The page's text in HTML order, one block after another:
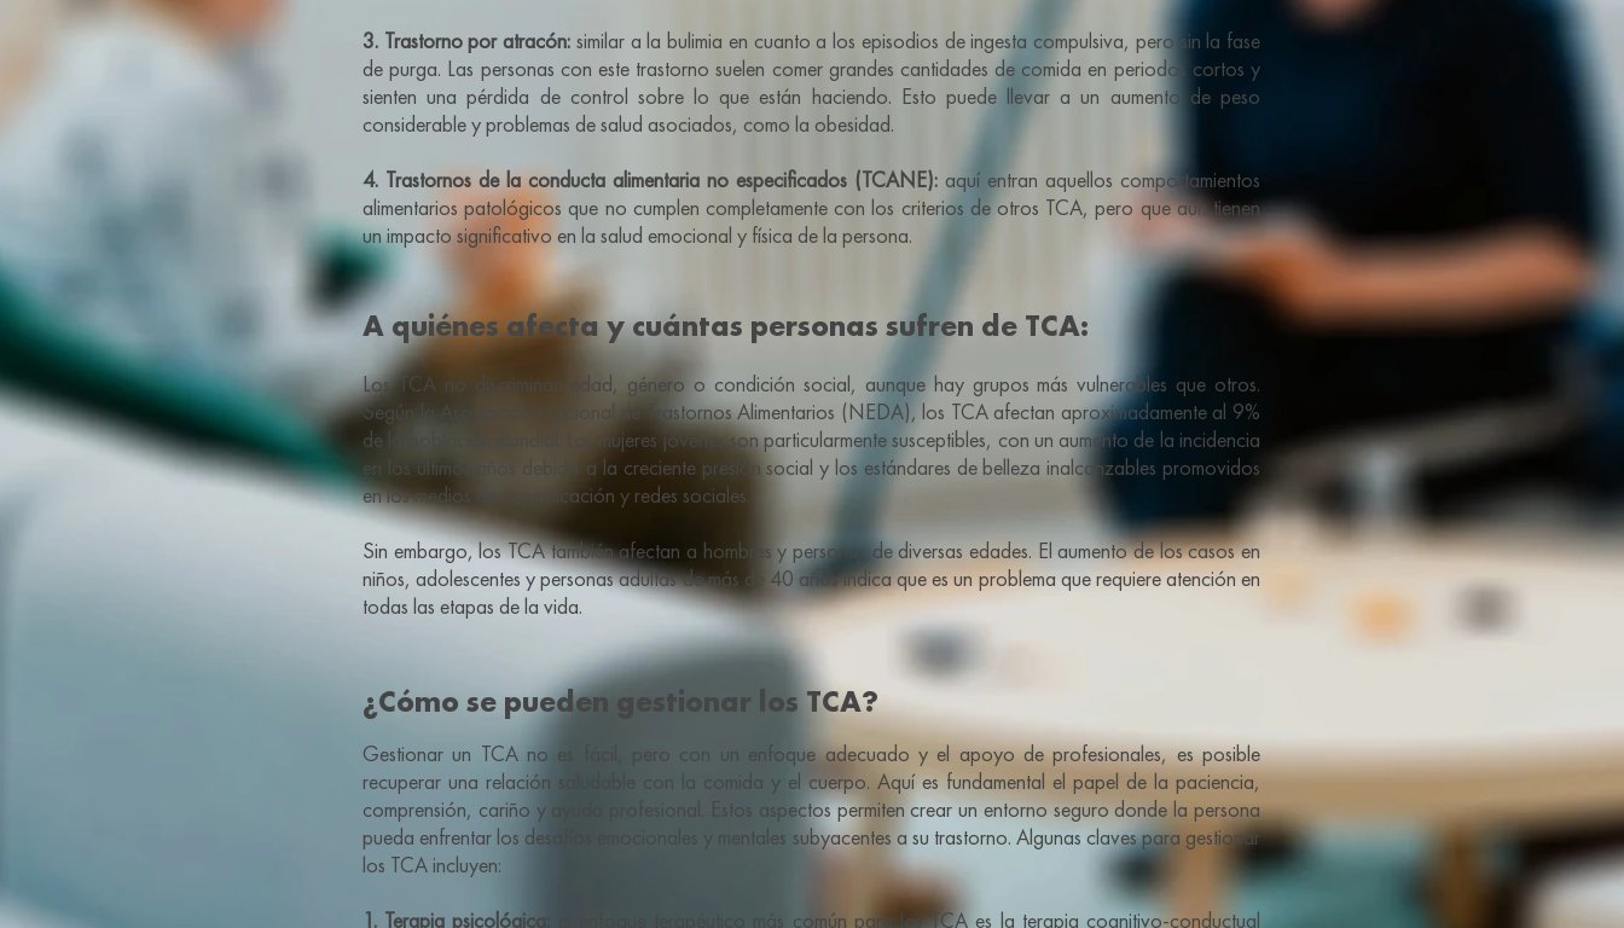
3. Trastorno por atracón: similar a la bulimia en cuanto a los episodios de ingesta compulsiva, pero sin la fase
de purga. Las personas con este trastorno suelen comer grandes cantidades de comida en periodos cortos y
sienten una pérdida de control sobre lo que están haciendo. Esto puede llevar a un aumento de peso
considerable y problemas de salud asociados, como la obesidad.
4. Trastornos de la conducta alimentaria no especificados (TCANE): aquí entran aquellos comportamientos
alimentarios patológicos que no cumplen completamente con los criterios de otros TCA, pero que aún tienen
un impacto significativo en la salud emocional y física de la persona.
A quiénes afecta y cuántas personas sufren de TCA:
Los TCA no discriminan edad, género o condición social, aunque hay grupos más vulnerables que otros.
Según la Asociación Nacional de Trastornos Alimentarios (NEDA), los TCA afectan aproximadamente al 9%
de la población mundial. Las mujeres jóvenes son particularmente susceptibles, con un aumento de la incidencia
en los últimos años debido a la creciente presión social y los estándares de belleza inalcanzables promovidos
en los medios de comunicación y redes sociales.
Sin embargo, los TCA también afectan a hombres y personas de diversas edades. El aumento de los casos en
niños, adolescentes y personas adultas de más de 40 años indica que es un problema que requiere atención en
todas las etapas de la vida.
¿Cómo se pueden gestionar los TCA?
Gestionar un TCA no es fácil, pero con un enfoque adecuado y el apoyo de profesionales, es posible
recuperar una relación saludable con la comida y el cuerpo. Aquí es fundamental el papel de la paciencia,
comprensión, cariño y ayuda profesional. Estos aspectos permiten crear un entorno seguro donde la persona
pueda enfrentar los desafíos emocionales y mentales subyacentes a su trastorno. Algunas claves para gestionar
los TCA incluyen:
1. Terapia psicológica:
el enfoque terapéutico más común para los TCA es la terapia cognitivo-conductual